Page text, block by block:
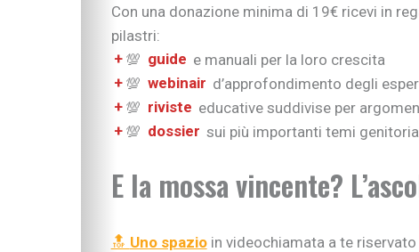
Con una donazione minima di 19€ ricevi in
pilastri:
+ 💯 guide e manuali per la loro crescita
+ 💯 webinair d’approfondimento degli
+ 💯 riviste educative suddivise per
+ 💯 dossier sui più importanti temi
E la mossa vincente?
🔝 Uno spazioin videochiamata a te